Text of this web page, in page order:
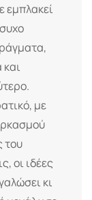
εμπλακεί
και
με
του
οι ιδέες
κι